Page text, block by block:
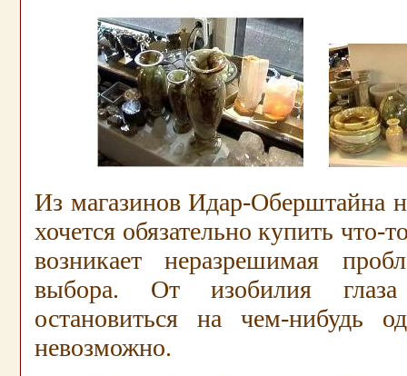
Из магазинов Идар-Оберштайна
хочется обязательно купить что-
возникает неразрешимая
выбора. От изобилия
остановиться на чем-нибудь
невозможно.